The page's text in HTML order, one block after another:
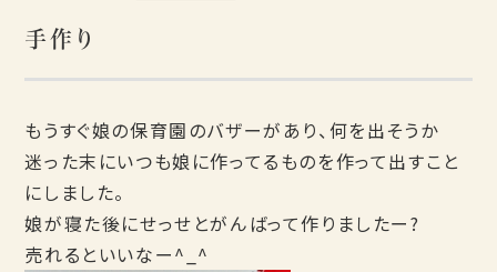
手作り
もうすぐ娘の保育園のバザーがあり、何を出そうか
迷った末にいつも娘に作ってるものを作って出すこと
にしました。
娘が寝た後にせっせとがんばって作りましたー?
売れるといいなー^_^